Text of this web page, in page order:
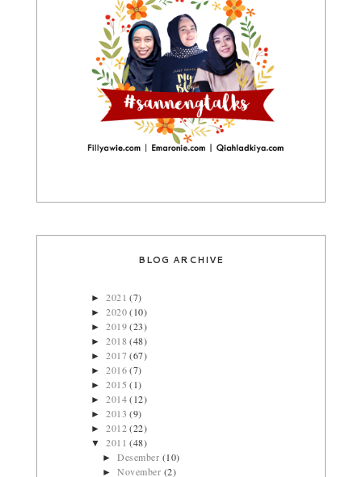
BLOG ARCHIVE
►2021(7)
►2020(10)
►2019(23)
►2018(48)
►2017(67)
►2016(7)
►2015(1)
►2014(12)
►2013(9)
►2012(22)
▼2011(48)
►Desember (10)
►November (2)